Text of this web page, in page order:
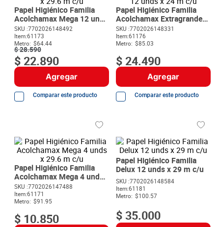
7.
huevos
8.
detergente
9.
queso
10
papa
Papel Higiénico Familia
Acolchamax Mega 12 unds
x 29.6 m c/u
SKU :7702026148492
Item:61173
Metro: $64.44
$28.590
$ 22.890
Agregar
Comparar este producto
Papel Higiénico Familia
Acolchamax Extragrande
12 unds x 24 m c/u
SKU :7702026148331
Item:61176
Metro: $85.03
$ 24.490
Agregar
Comparar este producto
Papel Higiénico Familia
Acolchamax Mega 4 unds
x 29.6 m c/u
SKU :7702026147488
Item:61171
Metro: $91.95
$ 10.850
Papel Higiénico Familia
Delux 12 unds x 29 m c/u
SKU :7702026148584
Item:61181
Metro: $100.57
$ 35.000